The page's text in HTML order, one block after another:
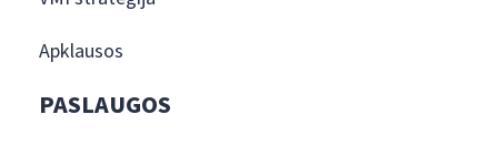
Apklausos
PASLAUGOS